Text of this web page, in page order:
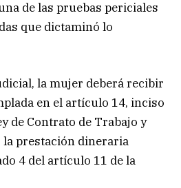
de las pruebas periciales
que dictaminó lo
la mujer deberá recibir
en el artículo 14, inciso
de Contrato de Trabajo y
prestación dineraria
4 del artículo 11 de la